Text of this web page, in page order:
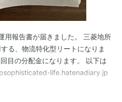
用報告書が届きました。 三菱地所
る、物流特化型リートになりま
目の分配金になります。 以下は
life.hatenadiary.jp